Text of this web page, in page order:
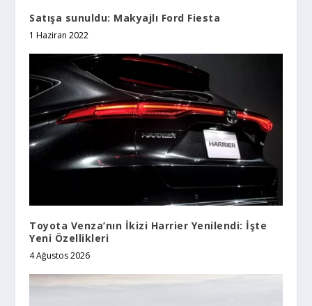
Satışa sunuldu: Makyajlı Ford Fiesta
1 Haziran 2022
Toyota Venza’nın İkizi Harrier Yenilendi: İşte
Yeni Özellikleri
4 Ağustos 2026